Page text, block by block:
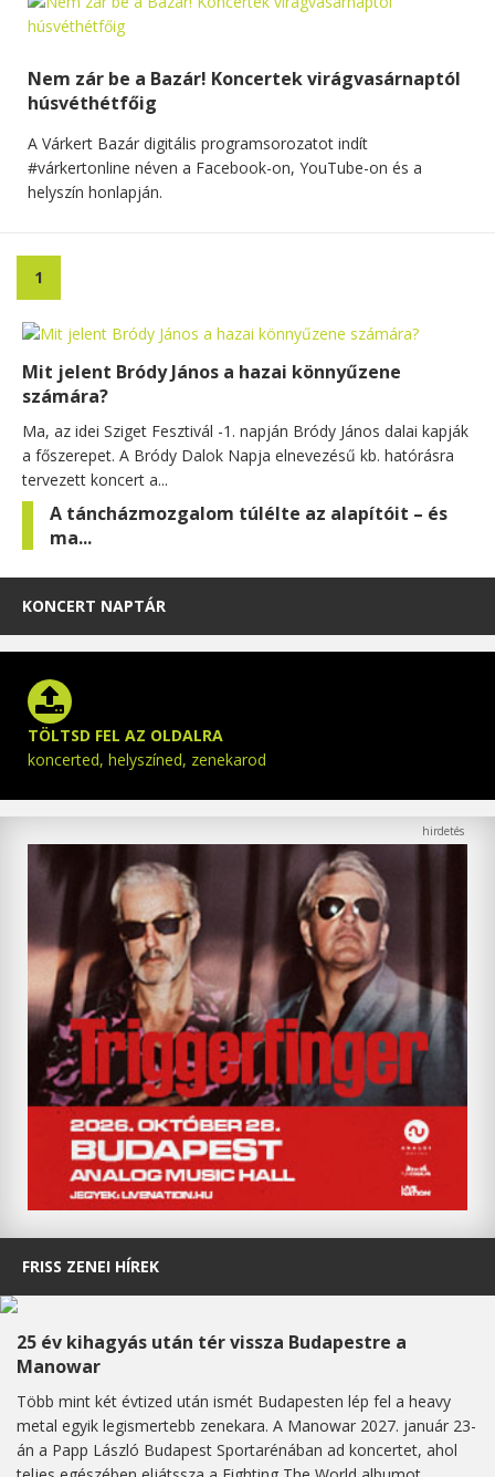
Nem zár be a Bazár! Koncertek virágvasárnaptól
húsvéthétfőig
A Várkert Bazár digitális programsorozatot indít
#várkertonline néven a Facebook-on, YouTube-on és a
helyszín honlapján.
1
Mit jelent Bródy János a hazai könnyűzene
számára?
Ma, az idei Sziget Fesztivál -1. napján Bródy János dalai kapják
a főszerepet. A Bródy Dalok Napja elnevezésű kb. hatórásra
tervezett koncert a...
A táncházmozgalom túlélte az alapítóit – és
ma...
KONCERT NAPTÁR
TÖLTSD FEL AZ OLDALRA
koncerted, helyszíned, zenekarod
FRISS ZENEI HÍREK
25 év kihagyás után tér vissza Budapestre a
Manowar
Több mint két évtized után ismét Budapesten lép fel a heavy
metal egyik legismertebb zenekara. A Manowar 2027. január 23-
án a Papp László Budapest Sportarénában ad koncertet, ahol